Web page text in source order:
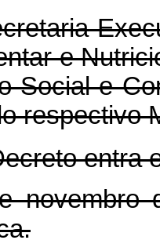
e
Social e
respectivo
entra
novembro